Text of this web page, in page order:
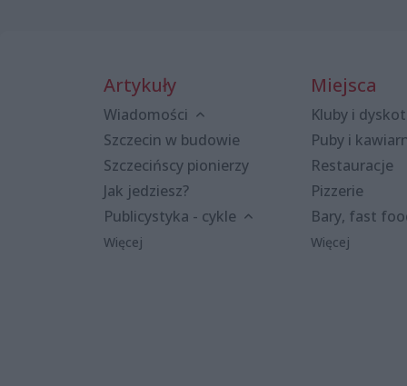
Artykuły
Wiadomości
Szczecin w budowie
Szczecińscy pionierzy
Jak jedziesz?
Publicystyka - cykle
Więcej
Miejsca
Kluby i
Puby i
Restauracje
Pizzerie
Bary, fast
Więcej